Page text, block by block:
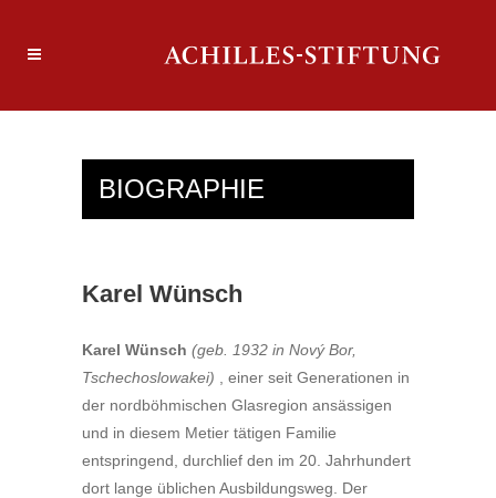
BIOGRAPHIE
Karel Wünsch
Karel Wünsch (geb. 1932 in Nový Bor,
Tschechoslowakei)
, einer seit Generationen in
der nordböhmischen Glasregion ansässigen
und in diesem Metier tätigen Familie
entspringend, durchlief den im 20. Jahrhundert
dort lange üblichen Ausbildungsweg. Der